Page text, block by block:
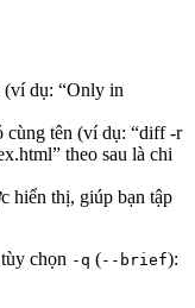
(ví dụ: “Only in
cùng tên (ví dụ: “diff -r
theo sau là chi
hiển thị, giúp bạn tập
chọn -q (--brief):